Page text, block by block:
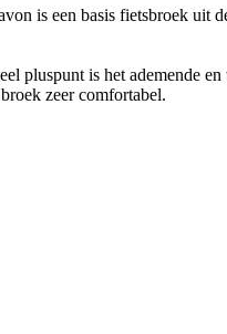
is een basis fietsbroek uit
pluspunt is het ademende
zeer comfortabel.